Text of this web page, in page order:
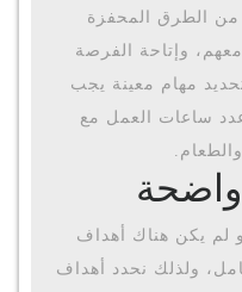
من الطرق المحفزة
وإتاحة الفرصة
مهام معينة يجب
عدد ساعات العمل مع
لم يكن هناك أهداف
ولذلك نحدد أهداف